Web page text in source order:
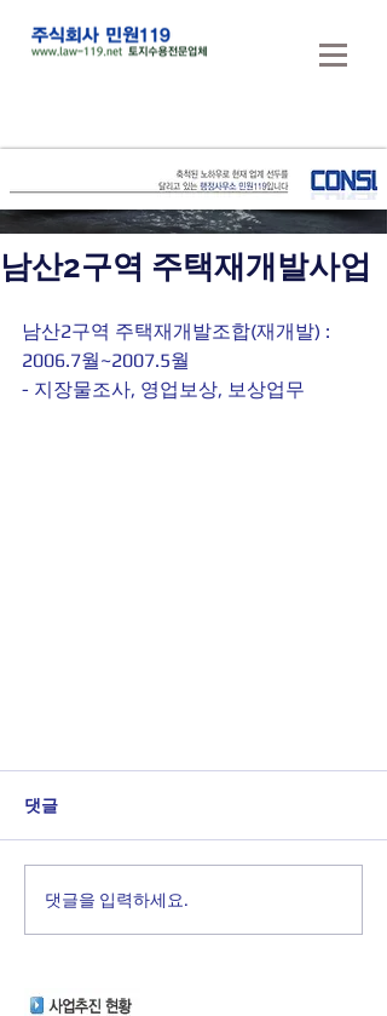
남산2구역 주택재개발사업
남산2구역 주택재개발조합(재개발) :
2006.7월~2007.5월
- 지장물조사, 영업보상, 보상업무
댓글
댓글을 입력하세요.